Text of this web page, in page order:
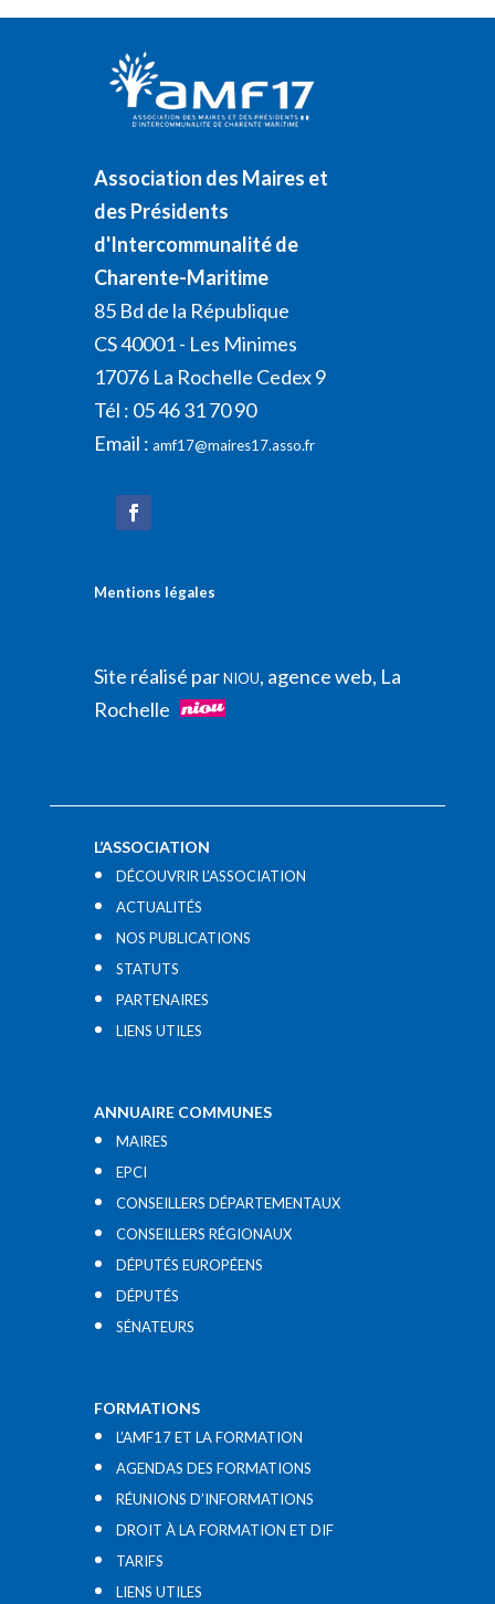
Association des Maires et
des Présidents
d'Intercommunalité de
Charente-Maritime
85 Bd de la République
CS 40001 - Les Minimes
17076 La Rochelle Cedex 9
Tél : 05 46 31 70 90
Email : amf17@maires17.asso.fr
Mentions légales
Site réalisé parNIOU, agence web, La
Rochelle
L’ASSOCIATION
DÉCOUVRIR L’ASSOCIATION
ACTUALITÉS
NOS PUBLICATIONS
STATUTS
PARTENAIRES
LIENS UTILES​
ANNUAIRE COMMUNES
MAIRES
EPCI
CONSEILLERS DÉPARTEMENTAUX
CONSEILLERS RÉGIONAUX
DÉPUTÉS EUROPÉENS
DÉPUTÉS
SÉNATEURS
FORMATIONS
L’AMF17 ET LA FORMATION
AGENDAS DES FORMATIONS
RÉUNIONS D’INFORMATIONS
DROIT À LA FORMATION ET DIF
TARIFS
LIENS UTILES​